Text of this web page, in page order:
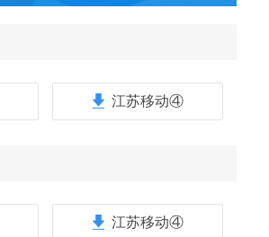
江苏移动④
江苏移动④